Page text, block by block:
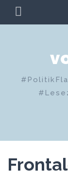
Zum
Inhalt MENÜ